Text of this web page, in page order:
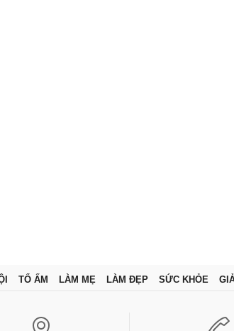
TỔ ẤM LÀM MẸ LÀM ĐẸP SỨC KHỎE